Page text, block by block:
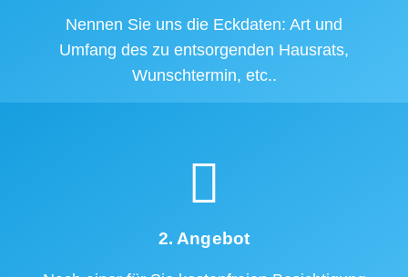
Nennen Sie uns die Eckdaten: Art und
Umfang des zu entsorgenden Hausrats,
Wunschtermin, etc..
2. Angebot